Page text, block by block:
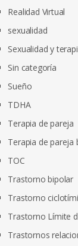
Realidad Virtual
sexualidad
Sexualidad y
Sin categoría
Sueño
TDHA
Terapia de pareja
Terapia de pareja
TOC
Trastorno bipolar
Trastorno
Trastorno Límite
Trastornos